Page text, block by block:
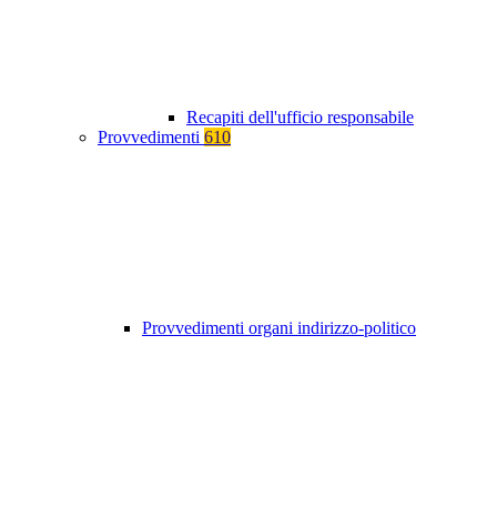
Recapiti dell'ufficio responsabile
Provvedimenti 610
Provvedimenti organi indirizzo-politico